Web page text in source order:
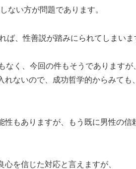
ない方が問題であります。
ば、性善説が踏みにられてしまいま
く、今回の件もそうでありますが
ないので、成功哲学的からみても、
もありますが、もう既に男性の信
を信じた対応と言えますが、